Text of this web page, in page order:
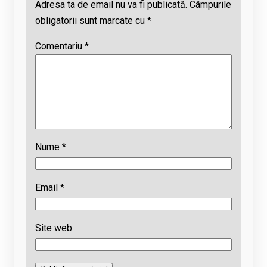
Adresa ta de email nu va fi publicată. Câmpurile
obligatorii sunt marcate cu *
Comentariu *
Nume *
Email *
Site web